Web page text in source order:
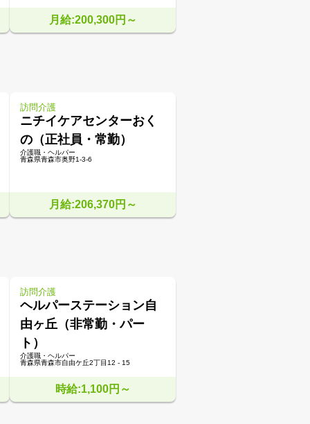
月給:200,300円～
訪問介護
ニチイケアセンターおく
の（正社員・常勤）
介護職・ヘルパー
青森県青森市奥野1-3-6
月給:206,370円～
訪問介護
ヘルパーステーション自
由ヶ丘（非常勤・パー
ト）
介護職・ヘルパー
青森県青森市自由ケ丘2丁目12 - 15
時給:1,100円～